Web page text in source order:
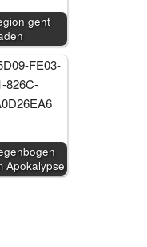
geht
Apokalypse